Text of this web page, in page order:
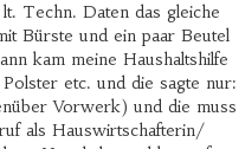
Techn. Daten das gleiche
Bürste und ein paar Beutel
kam meine Haushaltshilfe
etc. und die sagte nur:
Vorwerk) und die muss
als Hauswirtschafterin/